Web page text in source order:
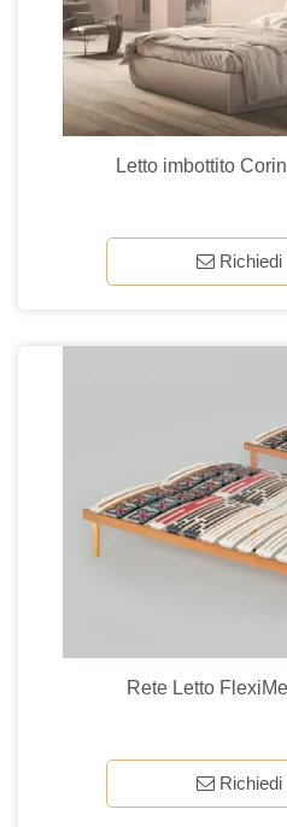
Letto imbottito
Rete Letto